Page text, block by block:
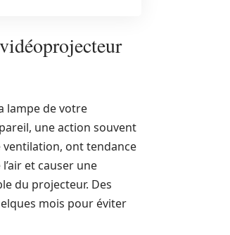
lampe de votre
une action souvent
ventilation, ont tendance
et causer une
du projecteur. Des
mois pour éviter